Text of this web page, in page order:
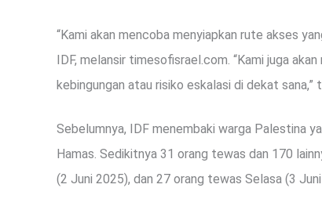
“Kami akan mencoba menyiapkan rute akses
IDF, melansir timesofisrael.com. “Kami juga
kebingungan atau risiko eskalasi di dekat sana,”
Sebelumnya, IDF menembaki warga Palestina
Hamas. Sedikitnya 31 orang tewas dan 170
(2 Juni 2025), dan 27 orang tewas Selasa (3